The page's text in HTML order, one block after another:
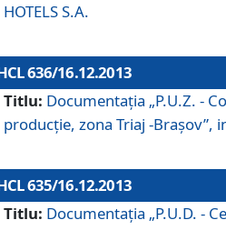
HOTELS S.A.
636/16.12.2013
Titlu: Documentaţia „P.U.Z. -
producţie, zona Triaj -Braşov”,
635/16.12.2013
Titlu: Documentaţia „P.U.D. -